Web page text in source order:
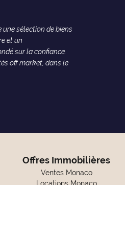
une sélection de biens
et un
sur la confiance.
off market, dans le
Offres Immobilières
Ventes Monaco
Locations Monaco